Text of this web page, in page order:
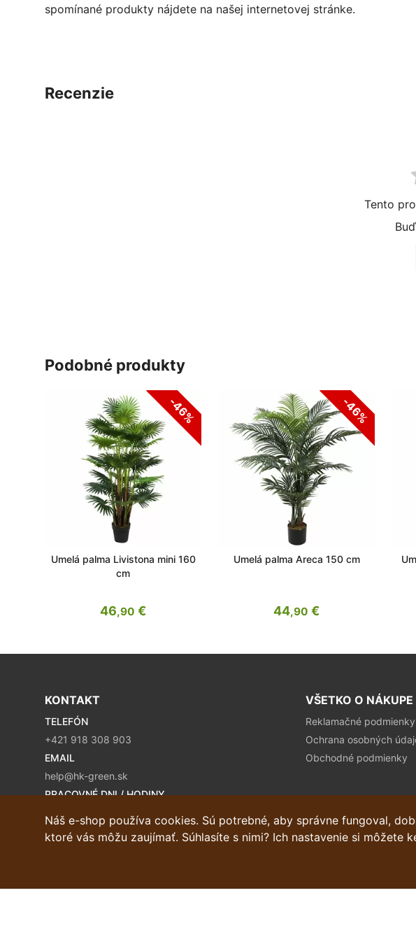
spomínané produkty nájdete na našej internetovej stránke.
recenzie
Tento
podobné produkty
-46%
Umelá palma Livistona mini 160
cm
46,90 €
-46%
Umelá palma Areca 150 cm
44,90 €
KONTAKT
TELEFÓN
+421 918 308 903
EMAIL
help@hk-green.sk
PRACOVNÉ DNI / HODINY
VŠETKO O NÁKUPE
Reklamačné podmienky
Ochrana osobných
Obchodné podmienky
Náš e-shop používa cookies. Sú potrebné, aby správne fungoval,
ktoré vás môžu zaujímať. Súhlasíte s nimi? Ich nastavenie si môžete